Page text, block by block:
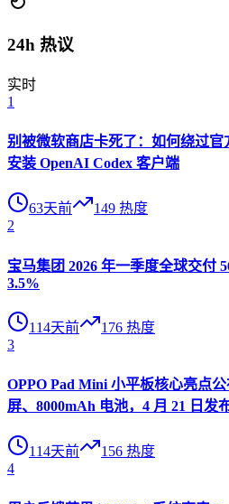
24h 热议
实时
1
别被微软商店卡死了：如何绕过
安装 OpenAI Codex 客户端
63天前 149 热度
2
宝马集团 2026 年一季度全球交付
3.5%
114天前 176 热度
3
OPPO Pad Mini 小平板核心亮点
屏、8000mAh 电池，4 月 21 日发
114天前 156 热度
4